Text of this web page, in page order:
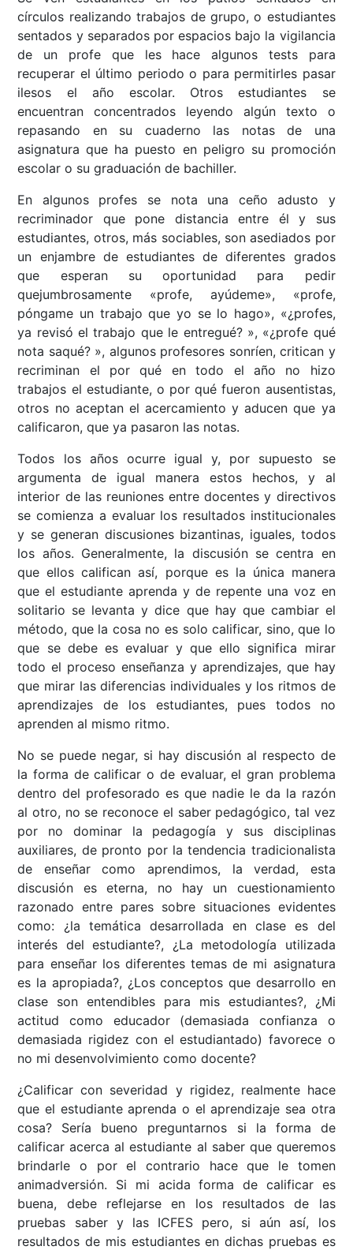
círculos realizando trabajos de grupo, o estudiantes
sentados y separados por espacios bajo la vigilancia
de un profe que les hace algunos tests para
recuperar el último periodo o para permitirles pasar
ilesos el año escolar. Otros estudiantes se
encuentran concentrados leyendo algún texto o
repasando en su cuaderno las notas de una
asignatura que ha puesto en peligro su promoción
escolar o su graduación de bachiller.
En algunos profes se nota una ceño adusto y
recriminador que pone distancia entre él y sus
estudiantes, otros, más sociables, son asediados por
un enjambre de estudiantes de diferentes grados
que esperan su oportunidad para pedir
quejumbrosamente «profe, ayúdeme», «profe,
póngame un trabajo que yo se lo hago», «¿profes,
ya revisó el trabajo que le entregué? », «¿profe qué
nota saqué? », algunos profesores sonríen, critican y
recriminan el por qué en todo el año no hizo
trabajos el estudiante, o por qué fueron ausentistas,
otros no aceptan el acercamiento y aducen que ya
calificaron, que ya pasaron las notas.
Todos los años ocurre igual y, por supuesto se
argumenta de igual manera estos hechos, y al
interior de las reuniones entre docentes y directivos
se comienza a evaluar los resultados institucionales
y se generan discusiones bizantinas, iguales, todos
los años. Generalmente, la discusión se centra en
que ellos califican así, porque es la única manera
que el estudiante aprenda y de repente una voz en
solitario se levanta y dice que hay que cambiar el
método, que la cosa no es solo calificar, sino, que lo
que se debe es evaluar y que ello significa mirar
todo el proceso enseñanza y aprendizajes, que hay
que mirar las diferencias individuales y los ritmos de
aprendizajes de los estudiantes, pues todos no
aprenden al mismo ritmo.
No se puede negar, si hay discusión al respecto de
la forma de calificar o de evaluar, el gran problema
dentro del profesorado es que nadie le da la razón
al otro, no se reconoce el saber pedagógico, tal vez
por no dominar la pedagogía y sus disciplinas
auxiliares, de pronto por la tendencia tradicionalista
de enseñar como aprendimos, la verdad, esta
discusión es eterna, no hay un cuestionamiento
razonado entre pares sobre situaciones evidentes
como: ¿la temática desarrollada en clase es del
interés del estudiante?, ¿La metodología utilizada
para enseñar los diferentes temas de mi asignatura
es la apropiada?, ¿Los conceptos que desarrollo en
clase son entendibles para mis estudiantes?, ¿Mi
actitud como educador (demasiada confianza o
demasiada rigidez con el estudiantado) favorece o
no mi desenvolvimiento como docente?
¿Calificar con severidad y rigidez, realmente hace
que el estudiante aprenda o el aprendizaje sea otra
cosa? Sería bueno preguntarnos si la forma de
calificar acerca al estudiante al saber que queremos
brindarle o por el contrario hace que le tomen
animadversión. Si mi acida forma de calificar es
buena, debe reflejarse en los resultados de las
pruebas saber y las ICFES pero, si aún así, los
resultados de mis estudiantes en dichas pruebas es